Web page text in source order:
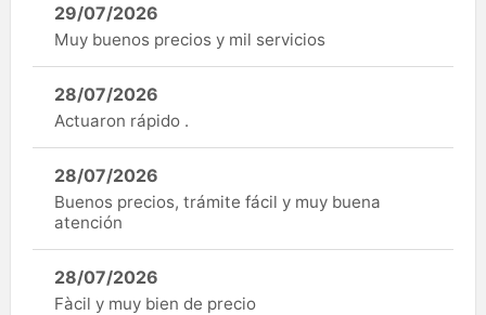
29/07/2026
Muy buenos precios y mil servicios
28/07/2026
Actuaron rápido .
28/07/2026
Buenos precios, trámite fácil y muy buena
atención
28/07/2026
Fàcil y muy bien de precio